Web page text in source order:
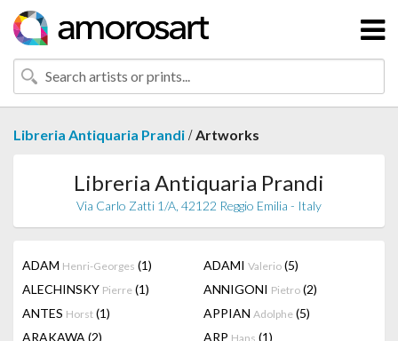
Libreria Antiquaria Prandi /Artworks
Libreria Antiquaria Prandi
Via Carlo Zatti 1/A, 42122 Reggio Emilia - Italy
ADAM Henri-Georges (1) ADAMI Valerio (5)
ALECHINSKY Pierre (1) ANNIGONI Pietro (2)
ANTES Horst (1) APPIAN Adolphe (5)
ARAKAWA (2) ARP Hans (1)